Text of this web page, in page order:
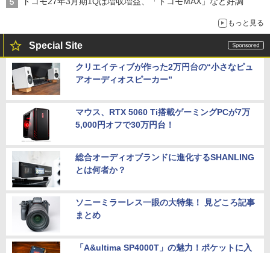
もっと見る
Special Site
クリエイティブが作った2万円台の“小さなピュ
アオーディオスピーカー”
マウス、RTX 5060 Ti搭載ゲーミングPCが7万
5,000円オフで30万円台！
総合オーディオブランドに進化するSHANLING
とは何者か？
ソニーミラーレス一眼の大特集！ 見どころ記事
まとめ
「A&ultima SP4000T」の魅力！ポケットに入